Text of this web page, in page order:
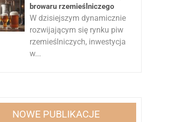
browaru rzemieślniczego
W dzisiejszym dynamicznie
rozwijającym się rynku piw
rzemieślniczych, inwestycja
w...
NOWE PUBLIKACJE